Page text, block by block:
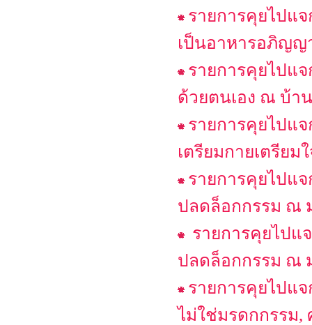
รายการคุยไปแ
เป็นอาหารอภิญญ
รายการคุยไปแ
ด้วยตนเอง ณ บ้า
รายการคุยไปแ
เตรียมกายเตรียม
รายการคุยไปแ
ปลดล็อกกรรม ณ
รายการคุยไปแ
ปลดล็อกกรรม ณ
รายการคุยไปแจ
ไม่ใช่มรดกกรรม,